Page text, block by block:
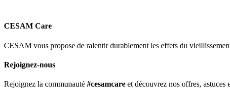
CESAM Care
CESAM vous propose de ralentir durablement les effets du
Rejoignez-nous
Rejoignez la communauté #cesamcare et découvrez nos offres, astuces